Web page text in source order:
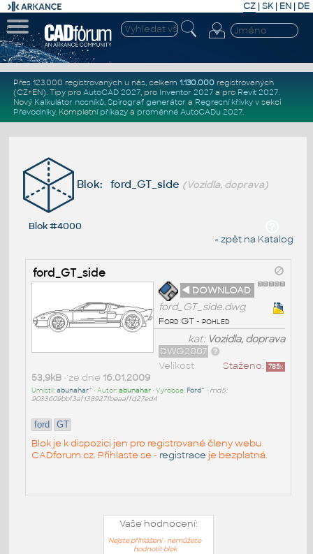
CZ | SK| EN | DE
Přes 123.000 registrovaných u nás, celkem 1.130.000registrovaných
(CZ+EN). Tipy pro AutoCAD 2027, pro Inventor 2027a pro Revit 2027.
Nový Kalkulátor nosníků, Spirograf generátor a Regresní křivkyv sekci
Převodníky. Kompletní příkazya proměnné AutoCADu 2027.
Blok: ford_GT_side (Vozidla, doprava)
Blok #4000
« zpět na Katalog
ford_GT_side
◄ DOWNLOAD
ford_GT_side.dwg
Ford GT - pohled
kat: Vozidla, doprava
DWG2007
Staženo: 785x
Velikost
53,9kB• ze dne 16.01.2009
Umístil:abunahar^ • Autor:abunahar• Výrobce: Ford^ • md5:
9033609bbf3af1389271beaaffd27ed4
ford GT
Blok je k dispozici jen pro registrované členy webu
CADforum.cz. Přihlaste se - registrace je bezplatná.
Vaše hodnocení:
Nejste přihlášeni - nemůžete
hodnotit blok